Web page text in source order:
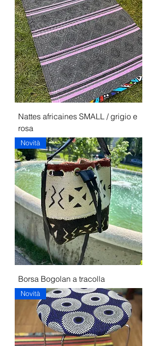
Nattes africaines SMALL / grigio e
rosa
Novità
Borsa Bogolan a tracolla
Novità